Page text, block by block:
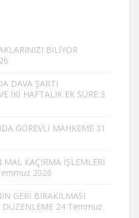
BİLİYOR
DAVA ŞARTI
İKİ HAFTALIK EK SÜRE 3
GÖREVLİ MAHKEME 31
KAÇIRMA İŞLEMLERİ
2026
GERİ BIRAKILMASI
DÜZENLEME 24 Temmuz